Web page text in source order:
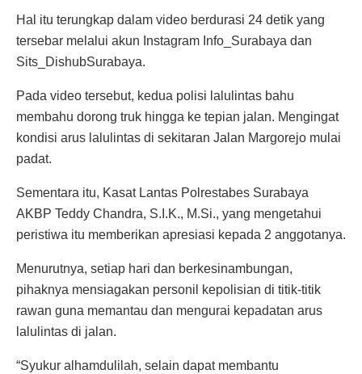
Hal itu terungkap dalam video berdurasi 24 detik yang
tersebar melalui akun Instagram Info_Surabaya dan
Sits_DishubSurabaya.
Pada video tersebut, kedua polisi lalulintas bahu
membahu dorong truk hingga ke tepian jalan. Mengingat
kondisi arus lalulintas di sekitaran Jalan Margorejo mulai
padat.
Sementara itu, Kasat Lantas Polrestabes Surabaya
AKBP Teddy Chandra, S.I.K., M.Si., yang mengetahui
peristiwa itu memberikan apresiasi kepada 2 anggotanya.
Menurutnya, setiap hari dan berkesinambungan,
pihaknya mensiagakan personil kepolisian di titik-titik
rawan guna memantau dan mengurai kepadatan arus
lalulintas di jalan.
“Syukur alhamdulilah, selain dapat membantu